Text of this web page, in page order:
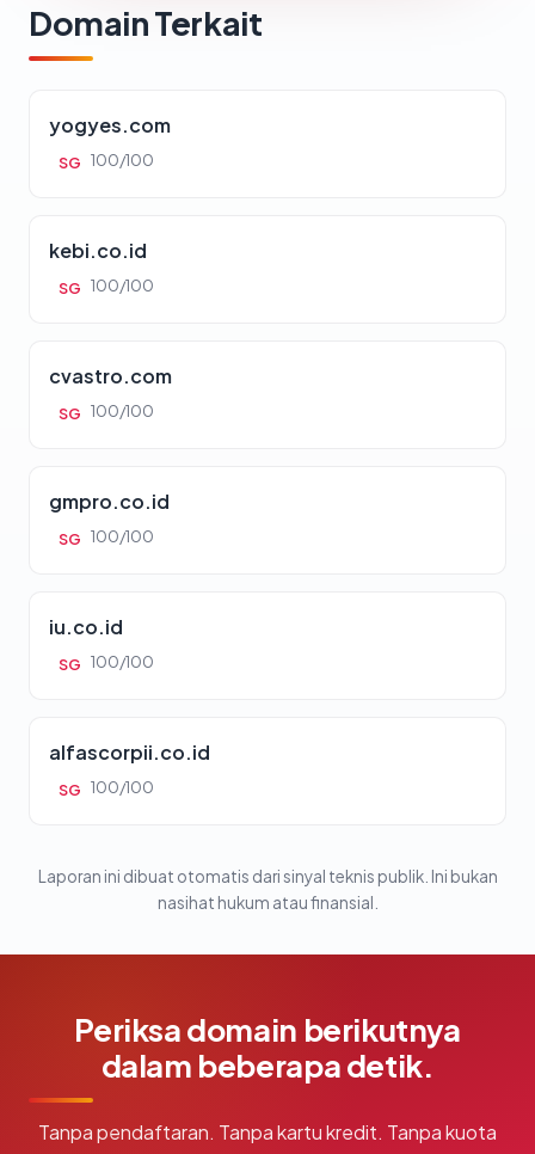
Domain Terkait
yogyes.com
SG 100/100
kebi.co.id
SG 100/100
cvastro.com
SG 100/100
gmpro.co.id
SG 100/100
iu.co.id
SG 100/100
alfascorpii.co.id
SG 100/100
Laporan ini dibuat otomatis dari sinyal teknis publik. Ini bukan
nasihat hukum atau finansial.
Periksa domain berikutnya
dalam beberapa detik.
Tanpa pendaftaran. Tanpa kartu kredit. Tanpa kuota